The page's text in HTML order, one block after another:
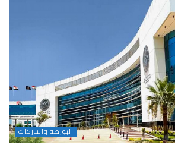
البورصة والشركات